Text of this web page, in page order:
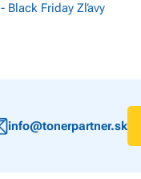
Black Friday Zľavy
info@tonerpartner.sk